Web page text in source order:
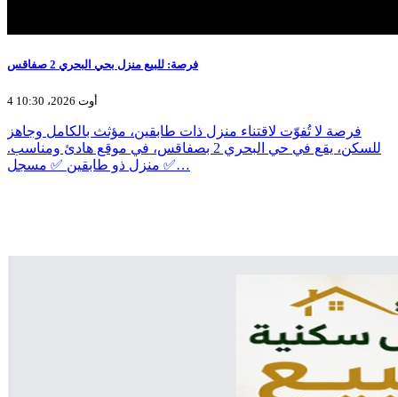
فرصة: للبيع منزل بحي البحري 2 صفاقس
4 أوت 2026، 10:30
فرصة لا تُفوّت لاقتناء منزل ذات طابقين، مؤثث بالكامل وجاهز
للسكن، يقع في حي البحري 2 بصفاقس، في موقع هادئ ومناسب.
✅ منزل ذو طابقين ✅ مسجل…